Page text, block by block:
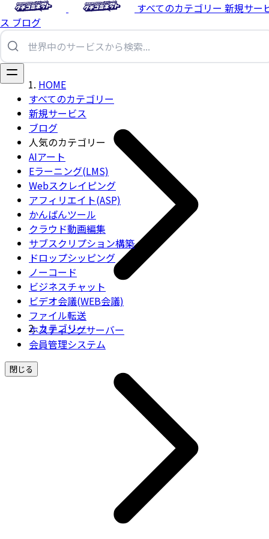
すべてのカテゴリー 新規サー
ス ブログ
すべてのカテゴリー
新規サービス
ブログ
人気のカテゴリー
AIアート
Eラーニング(LMS)
Webスクレイピング
アフィリエイト(ASP)
かんばんツール
クラウド動画編集
サブスクリプション構築
ドロップシッピング
ノーコード
ビジネスチャット
ビデオ会議(WEB会議)
ファイル転送
ホスティングサーバー
会員管理システム
閉じる
HOME
カテゴリー